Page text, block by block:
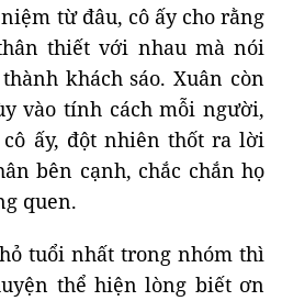
từ đâu, cô ấy cho rằng
thiết với nhau mà nói
khách sáo. Xuân còn
vào tính cách mỗi người,
ấy, đột nhiên thốt ra lời
bên cạnh, chắc chắn họ
quen.
tuổi nhất trong nhóm thì
thể hiện lòng biết ơn